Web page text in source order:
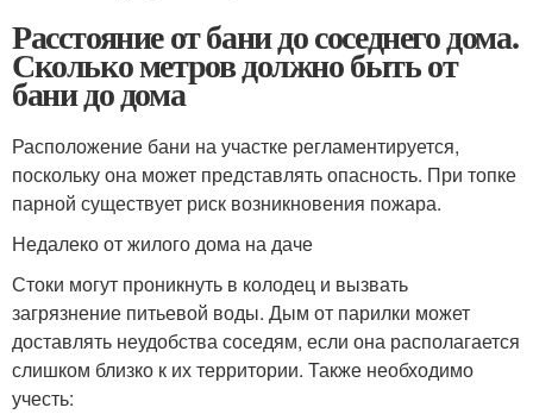
Расстояние от бани до соседнего дома.
Сколько метров должно быть от
бани до дома
Расположение бани на участке регламентируется,
поскольку она может представлять опасность. При топке
парной существует риск возникновения пожара.
Недалеко от жилого дома на даче
Стоки могут проникнуть в колодец и вызвать
загрязнение питьевой воды. Дым от парилки может
доставлять неудобства соседям, если она располагается
слишком близко к их территории. Также необходимо
учесть: